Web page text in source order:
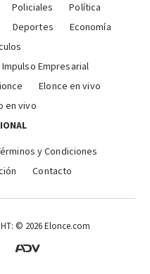
Policiales
Política
Deportes
Economía
Impulso Empresarial
Elonce en vivo
en vivo
y Condiciones
Contacto
© 2026 Elonce.com